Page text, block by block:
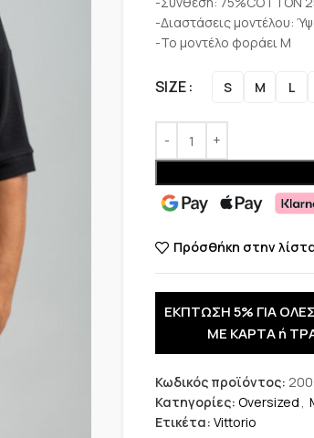
-Διαστάσεις μοντέλου:
-Το μοντέλο φοράει M
SIZE S M L
Πρόσθήκη στην
ΕΚΠΤΩΣΗ 5% ΓΙΑ
ΜΕ ΚΑΡΤΑ ή
Κωδικός προϊόντος:
Κατηγορίες: Oversized ,
Ετικέτα: Vittorio